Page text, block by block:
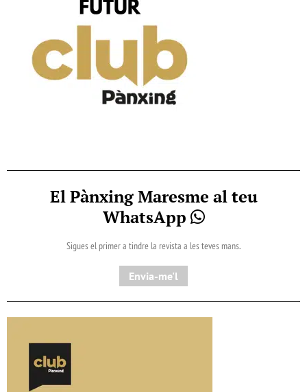
El Pànxing Maresme al teu
WhatsApp
Sigues el primer a tindre la revista a les teves mans.
Envia-me'l